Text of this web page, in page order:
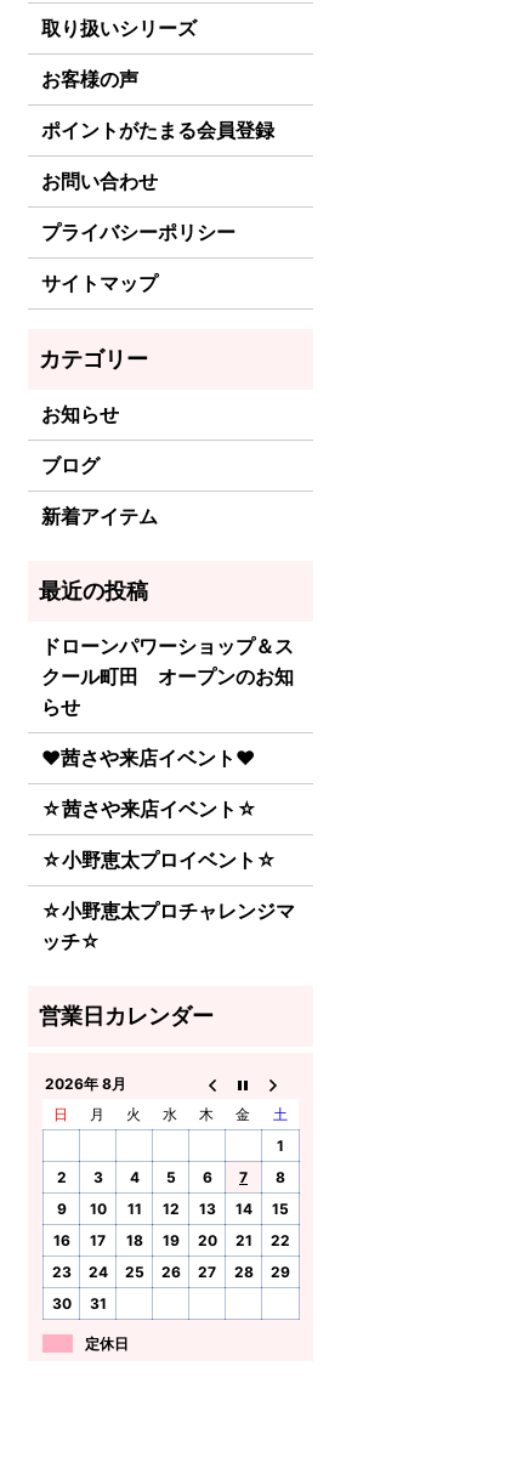
取り扱いシリーズ
お客様の声
ポイントがたまる会員登録
お問い合わせ
プライバシーポリシー
サイトマップ
お知らせ
ブログ
新着アイテム
ドローンパワーショップ＆ス
クール町田 オープンのお知
らせ
♥茜さや来店イベント♥
☆茜さや来店イベント☆
☆小野恵太プロイベント☆
☆小野恵太プロチャレンジマ
ッチ☆
2026年 8月
日
月 火 水 木 金
土
1
2
3 4 5 6 7
8
9
10 11 12 13 14
15
16
17 18 19 20 21
22
23
24 25 26 27 28
29
30
31
定休日